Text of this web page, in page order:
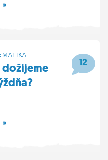
»
12
dožijeme
»